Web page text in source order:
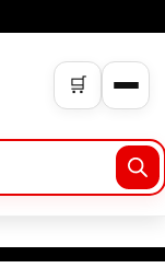
🛒